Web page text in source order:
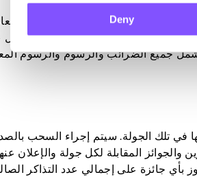
Deny
لا يقدم المنظم أي تمثيل بشأن
القانون المعمول به. المنظم غير
جميع الضرائب والرسوم والرسوم
تلك الجولة. سيتم إجراء السحب
المقابلة لكل جولة والإعلان
بأي جائزة على إجمالي عدد التذاكر